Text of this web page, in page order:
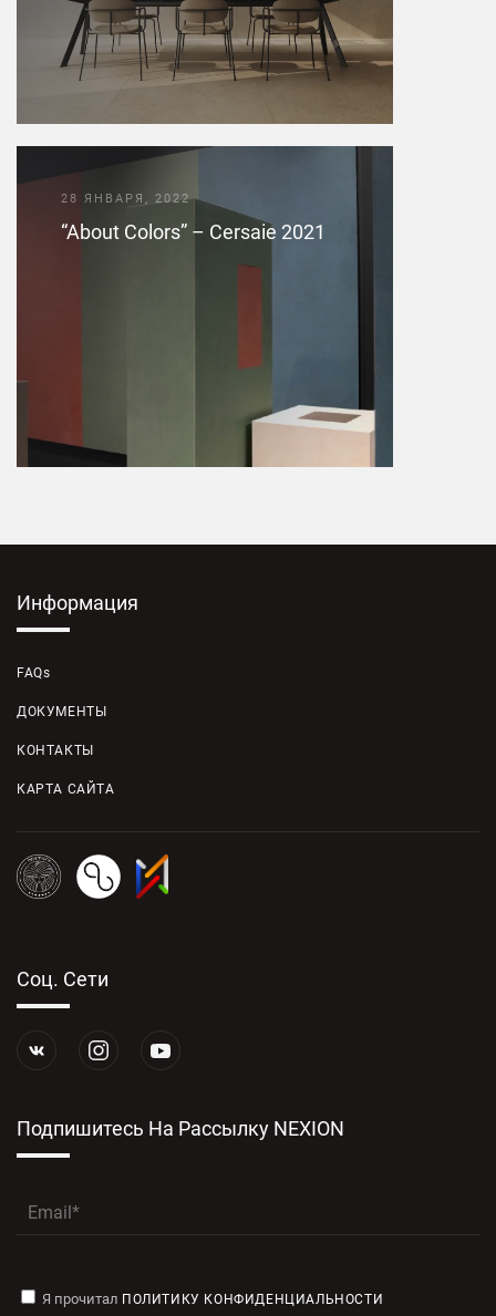
28 ЯНВАРЯ, 2022
“About Colors” – Cersaie 2021
Информация
FAQs
ДОКУМЕНТЫ
КОНТАКТЫ
КАРТА САЙТА
Соц. Сети
Подпишитесь На Рассылку NEXION
Я прочитал ПОЛИТИКУ КОНФИДЕНЦИАЛЬНОСТИ